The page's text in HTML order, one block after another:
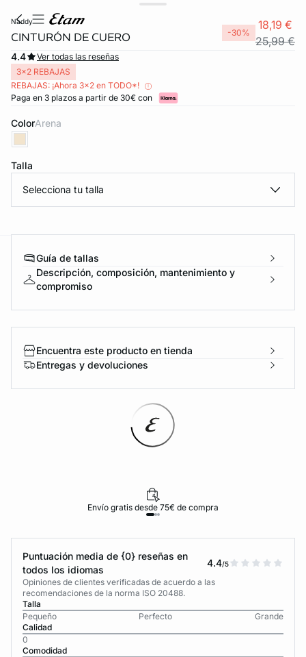
naddy
CINTURÓN DE CUERO -30%
18,19 €
25,99 €
4.4
Ver todas las reseñas
3x2 REBAJAS
REBAJAS: ¡Ahora 3x2 en TODO*!
Paga en 3 plazos a partir de 30€ con
Color arena
Talla
Selecciona tu talla
Guía de tallas
Descripción, composición, mantenimiento y
compromiso
Encuentra este producto en tienda
Entregas y devoluciones
Envío gratis desde 75€ de compra
Puntuación media de {0} reseñas en
todos los idiomas
4.4/5
Opiniones de clientes verificadas de acuerdo a las
recomendaciones de la norma ISO 20488.
Talla
Pequeño
Perfecto
Grande
Calidad
0
Comodidad